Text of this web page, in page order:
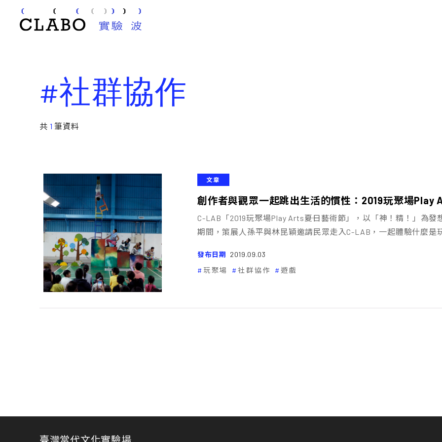
#社群協作
共 1筆資料
文章
創作者與觀眾一起跳出生活的慣性：2019玩聚場Play
C-LAB「2019玩聚場Play Arts――夏日藝術節」，以「神！精！」為
期間，策展人孫平與林昆穎邀請民眾走入C-LAB，一起體驗什麼是
發布日期 2019.09.03
玩聚場
社群協作 遊戲
臺灣當代文化實驗場